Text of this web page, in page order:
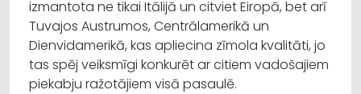
izmantota ne tikai Itālijā un citviet Eiropā, bet arī
Tuvajos Austrumos, Centrālamerikā un
Dienvidamerikā, kas apliecina zīmola kvalitāti, jo
tas spēj veiksmīgi konkurēt ar citiem vadošajiem
piekabju ražotājiem visā pasaulē.